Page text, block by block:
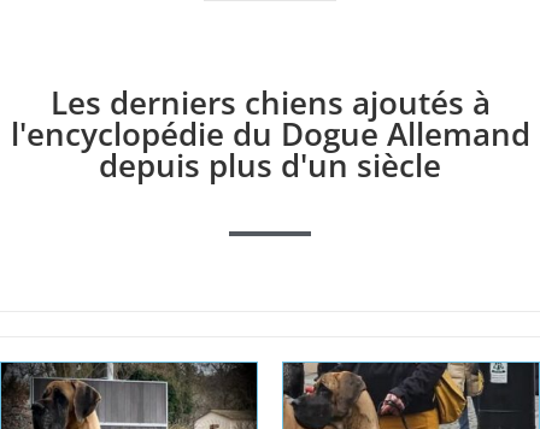
Les derniers chiens ajoutés à
l'encyclopédie du Dogue Allemand
depuis plus d'un siècle